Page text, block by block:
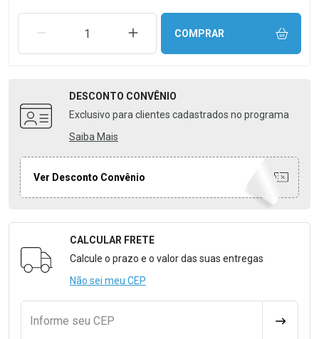
REMOVER UMA UNIDADEAUMENTAR UMA UNIDADE
COMPRAR
DESCONTO CONVÊNIO
Exclusivo para clientes cadastrados no programa
Saiba Mais
Ver Desconto Convênio
Formulário para Calcular o Frete
CALCULAR FRETE
Calcule o prazo e o valor das suas entregas
Não sei meu CEP
Informe seu CEP